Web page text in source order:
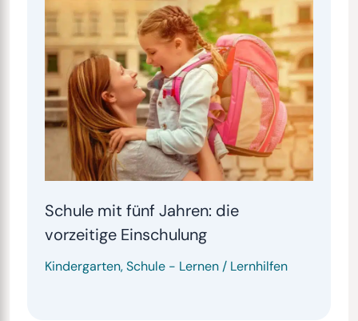
Schule mit fünf Jahren: die
vorzeitige Einschulung
Kindergarten,Schule- Lernen / Lernhilfen